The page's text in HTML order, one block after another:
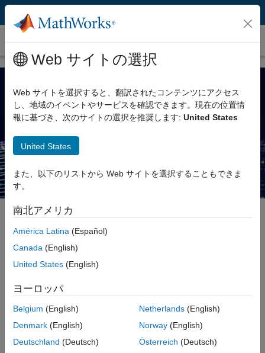
コンテンツへスキップ
ebook
MATLAB と Simulink の
エージェント型 AI ガイド
はじめに: MATLAB と Simulink で実現する
エージェント型 AI
かつては、LLM にエンジニアリングの課題を解決させようとする
と、コードを何度もコピーして、手作業でエラーを修正しながら、
今度こそ AI が自分の専門分野を正しく理解してくれたはずだと期待
する、といった状況になりがちでした。より大きな価値は、推論し
て、行動し、MATLAB や Simulink のワークフローを自律的に実行
できる AI システムによってもたらされます。この変革を実現するの
Web サイトの選択
Web サイトを選択すると、翻訳されたコンテンツにアクセス
し、地域のイベントやサービスを確認できます。現在の位置情
報に基づき、次のサイトの選択を推奨します: United States
United States
また、以下のリストから Web サイトを選択することもできま
す。
南北アメリカ
América Latina (Español)
Canada (English)
United States (English)
ヨーロッパ
Belgium (English)
Denmark (English)
Deutschland (Deutsch)
Netherlands(English)
Norway(English)
Österreich (Deutsch)